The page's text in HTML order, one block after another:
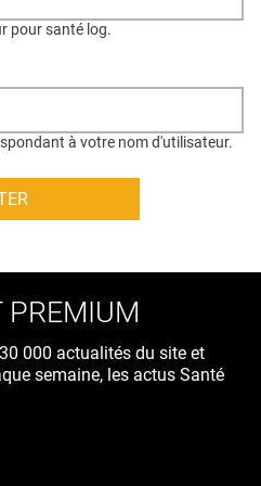
pour santé log.
à votre nom d'utilisateur.
PREMIUM
000 actualités du site et
semaine, les actus Santé